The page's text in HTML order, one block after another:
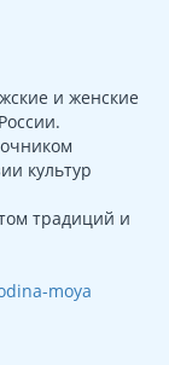
и женские
культур
традиций и
moya